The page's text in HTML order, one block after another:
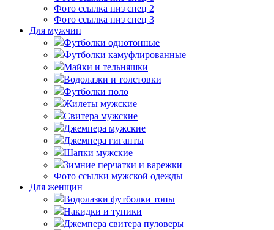
Фото ссылка низ спец 2
Фото ссылка низ спец 3
Для мужчин
Футболки однотонные
Футболки камуфлированные
Майки и тельняшки
Водолазки и толстовки
Футболки поло
Жилеты мужские
Свитера мужские
Джемпера мужские
Джемпера гиганты
Шапки мужские
Зимние перчатки и варежки
Фото ссылки мужской одежды
Для женщин
Водолазки футболки топы
Накидки и туники
Джемпера свитера пуловеры